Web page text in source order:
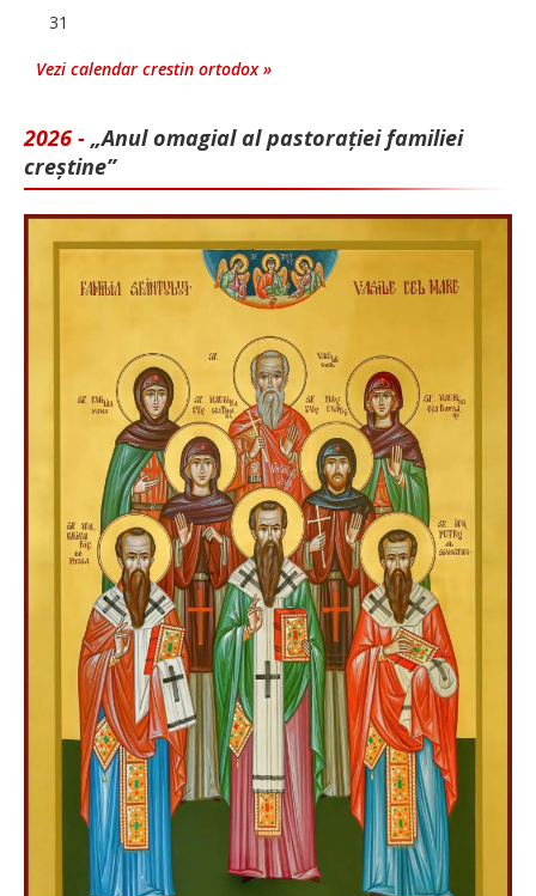
31
Vezi calendar crestin ortodox »
2026 - „Anul omagial al pastorației familiei
creștine”